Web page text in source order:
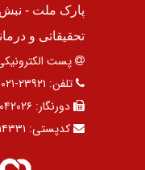
پارک ملت - نبش
تحقیقاتی و
پست
تلفن: ۲۳۹۲۱-۰۲۱
دورنگار:
کدپستی: